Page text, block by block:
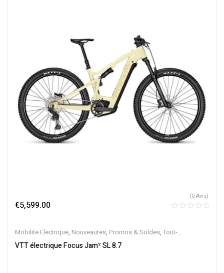
€5,599.00
(0 Avis)
Mobilite Electrique, Nouveautes, Promos & Soldes, Tout-
Suspendus,Vélo électrique ville, Velos Electriques
VTT électrique Focus Jam² SL 8.7